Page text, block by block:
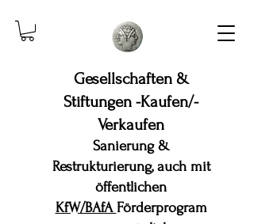
Gesellschaften &
Stiftungen -Kaufen/-
Verkaufen
Sanierung &
Restrukturierung, auch mit
öffentlichen
KfW/BAfAFörderprogram